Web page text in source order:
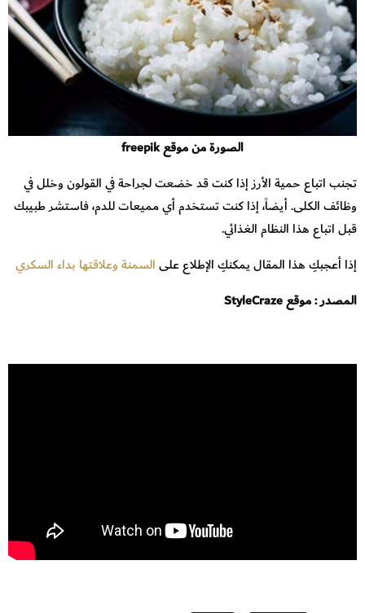
الصورة من موقع freepik
تجنب اتباع حمية الأرز إذا كنت قد خضعت لجراحة في القولون وخلل في
وظائف الكلى. أيضاً، إذا كنت تستخدم أي مميعات للدم، فاستشر طبيبك
قبل اتباع هذا النظام الغذائي.
إذا أعجبكِ هذا المقال يمكنكِ الإطلاع علىالسمنة وعلاقتها بداء السكري
المصدر : موقع StyleCraze